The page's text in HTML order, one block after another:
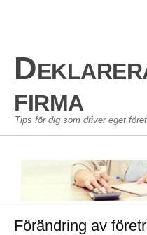
PERSONLIG EKONOMI
GÖRA EN BUDGET
firma
Tips för dig som driver eget
Förändring av